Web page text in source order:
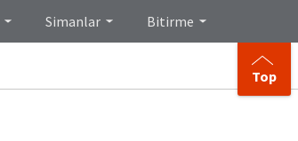
Simanlar Bitirme
Top